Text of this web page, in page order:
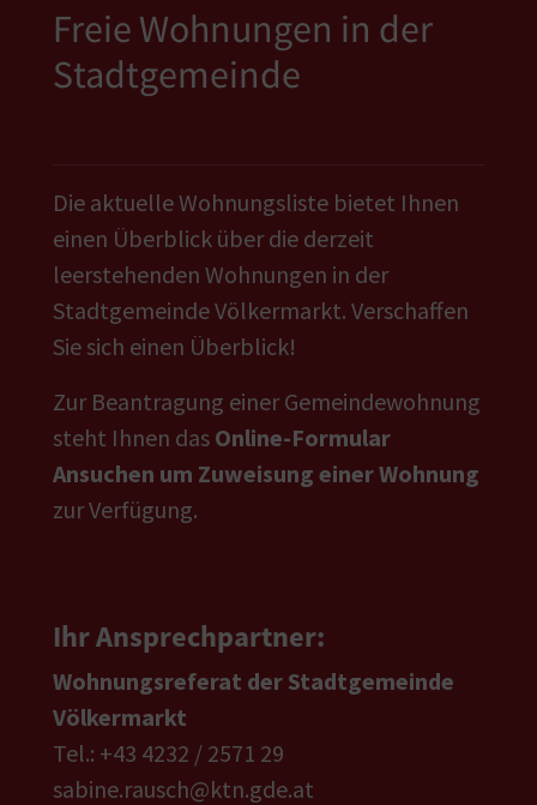
Freie Wohnungen in der
Stadtgemeinde
Die aktuelle Wohnungsliste bietet Ihnen
einen Überblick über die derzeit
leerstehenden Wohnungen in der
Stadtgemeinde Völkermarkt. Verschaffen
Sie sich einen Überblick!
Zur Beantragung einer Gemeindewohnung
steht Ihnen das Online-Formular
Ansuchen um Zuweisung einer Wohnung
zur Verfügung.
Ihr Ansprechpartner:
Wohnungsreferat der Stadtgemeinde
Völkermarkt
Tel.: +43 4232 / 2571 29
sabine.rausch@ktn.gde.at